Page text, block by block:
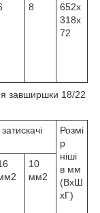
8
652x
318x
72
завширшки 18/22
Розмі
р
ніші
в мм
(ВхШ
хГ)
10
мм2